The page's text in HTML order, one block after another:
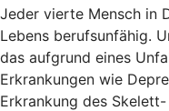
Jeder vierte Mensch in
Lebens berufsunfähig.
das aufgrund eines
Erkrankungen wie
Erkrankung des